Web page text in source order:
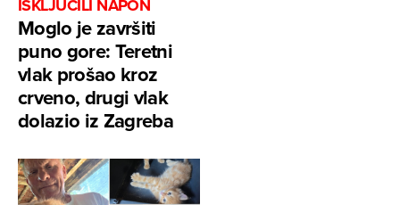
ISKLJUČILI NAPON
Moglo je završiti
puno gore: Teretni
vlak prošao kroz
crveno, drugi vlak
dolazio iz Zagreba